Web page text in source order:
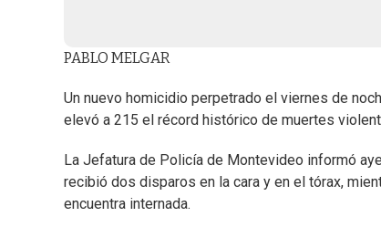
PABLO MELGAR
Un nuevo homicidio perpetrado el viernes de
elevó a 215 el récord histórico de muertes
La Jefatura de Policía de Montevideo informó
recibió dos disparos en la cara y en el tórax,
encuentra internada.